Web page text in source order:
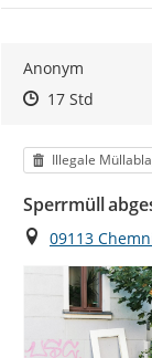
Anonym
Zeitpunkt des
Zeitpunkt des
17 StdZur
Kategorie
Illegale
Sperrmüll
Ort
09113